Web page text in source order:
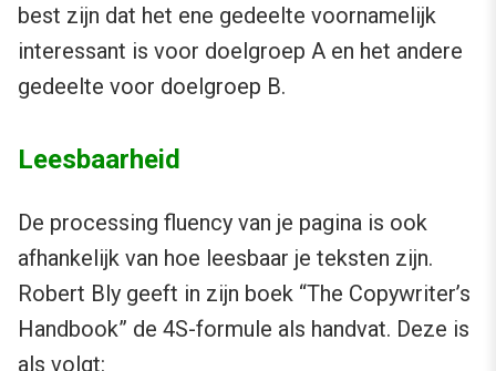
best zijn dat het ene gedeelte voornamelijk
interessant is voor doelgroep A en het andere
gedeelte voor doelgroep B.
Leesbaarheid
De processing fluency van je pagina is ook
afhankelijk van hoe leesbaar je teksten zijn.
Robert Bly geeft in zijn boek “The Copywriter’s
Handbook” de 4S-formule als handvat. Deze is
als volgt: